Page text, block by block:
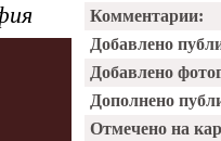
Комментарии:
Добавлено
Добавлено
Дополнено
Отмечено на